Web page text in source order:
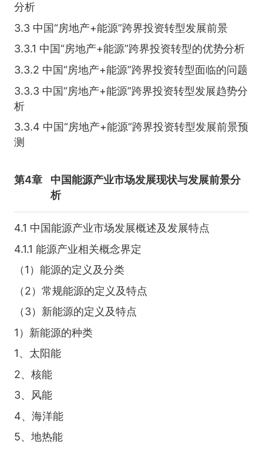
分析
3.3 中国“房地产+能源”跨界投资转型发展前景
3.3.1 中国“房地产+能源”跨界投资转型的优势分析
3.3.2 中国“房地产+能源”跨界投资转型面临的问题
3.3.3 中国“房地产+能源”跨界投资转型发展趋势分
析
3.3.4 中国“房地产+能源”跨界投资转型发展前景预
测
第4章
中国能源产业市场发展现状与发展前景分
析
4.1 中国能源产业市场发展概述及发展特点
4.1.1 能源产业相关概念界定
（1）能源的定义及分类
（2）常规能源的定义及特点
（3）新能源的定义及特点
1）新能源的种类
1、太阳能
2、核能
3、风能
4、海洋能
5、地热能